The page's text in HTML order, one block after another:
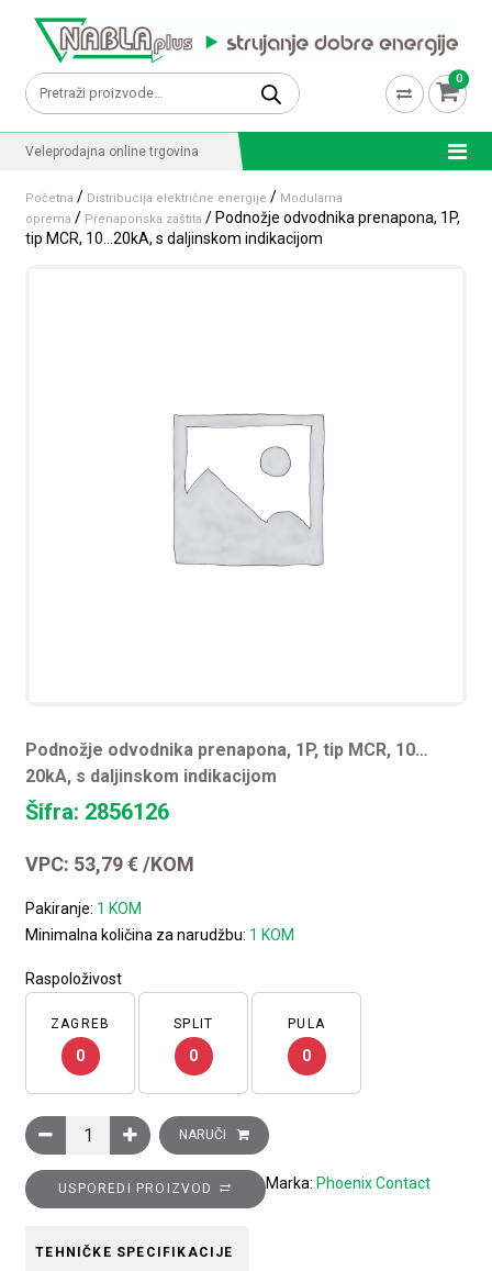
Pretraži: 0
Veleprodajna online trgovina
Početna / Distribucija električne energije / Modularna
oprema / Prenaponska zaštita / Podnožje odvodnika prenapona, 1P,
tip MCR, 10…20kA, s daljinskom indikacijom
Podnožje odvodnika prenapona, 1P, tip MCR, 10…
20kA, s daljinskom indikacijom
Šifra: 2856126
VPC: 53,79€ /KOM
Pakiranje: 1 KOM
Minimalna količina za narudžbu: 1 KOM
Raspoloživost
ZAGREB
0
SPLIT
0
PULA
0
Podnožje odvodnika prenapona, 1P, tip MCR, 10…20kA, s
NARUČI
USPOREDI PROIZVOD Marka: Phoenix Contact
TEHNIČKE SPECIFIKACIJE